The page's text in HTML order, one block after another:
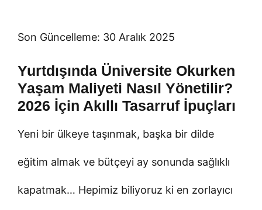
Son Güncelleme: 30 Aralık 2025
Yurtdışında Üniversite Okurken
Yaşam Maliyeti Nasıl Yönetilir?
2026 İçin Akıllı Tasarruf İpuçları
Yeni bir ülkeye taşınmak, başka bir dilde
eğitim almak ve bütçeyi ay sonunda sağlıklı
kapatmak… Hepimiz biliyoruz ki en zorlayıcı